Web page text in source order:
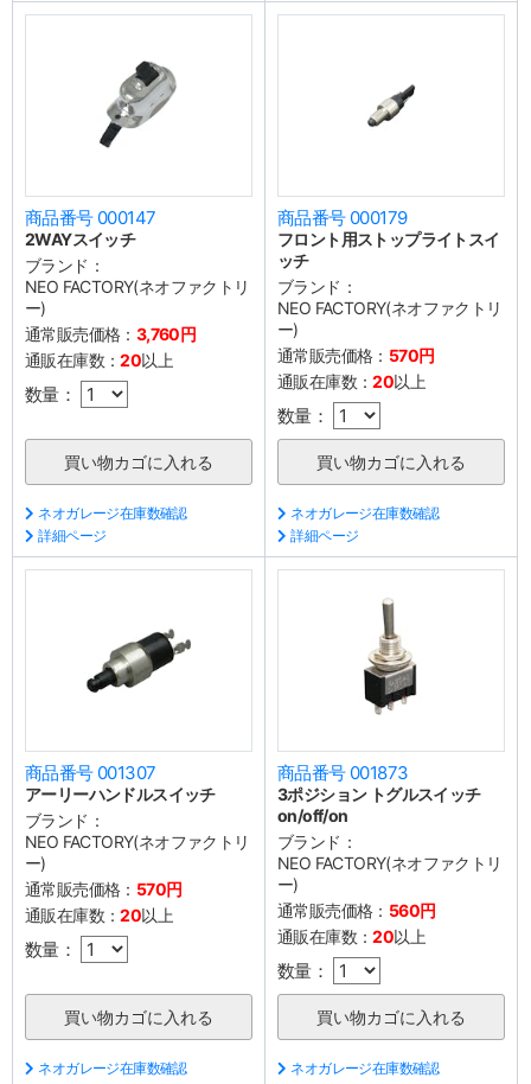
商品番号 000147
2WAYスイッチ
ブランド：
NEO FACTORY(ネオファクトリ
ー)
通常販売価格： 3,760円
通販在庫数：20以上
数量：
ネオガレージ在庫数確認
詳細ページ
商品番号 000179
フロント用ストップライトスイ
ッチ
ブランド：
NEO FACTORY(ネオファクトリ
ー)
通常販売価格： 570円
通販在庫数：20以上
数量：
ネオガレージ在庫数確認
詳細ページ
商品番号 001307
アーリーハンドルスイッチ
ブランド：
NEO FACTORY(ネオファクトリ
ー)
通常販売価格： 570円
通販在庫数：20以上
数量：
ネオガレージ在庫数確認
商品番号 001873
3ポジション トグルスイッチ
on/off/on
ブランド：
NEO FACTORY(ネオファクトリ
ー)
通常販売価格： 560円
通販在庫数：20以上
数量：
ネオガレージ在庫数確認